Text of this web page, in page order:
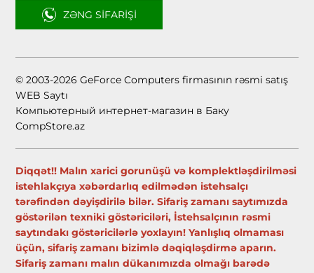
ZƏNG SIFARIŞI
© 2003-2026 GeForce Computers firmasının rəsmi satış
WEB Saytı
Компьютерный интернет-магазин в Баку
CompStore.az
Diqqət!! Malın xarici gorunüşü və komplektləşdirilməsi
istehlakçıya xəbərdarlıq edilmədən istehsalçı
tərəfindən dəyişdirilə bilər. Sifariş zamanı saytımızda
göstərilən texniki göstəriciləri, İstehsalçının rəsmi
saytındakı göstəricilərlə yoxlayın! Yanlışlıq olmaması
üçün, sifariş zamanı bizimlə dəqiqləşdirmə aparın.
Sifariş zamanı malın dükanımızda olmağı barədə